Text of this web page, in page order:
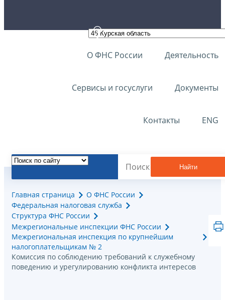
О ФНС России Деятельность
Сервисы и госуслуги Документы
Контакты ENG
Найти
Главная страница
О ФНС России
Федеральная налоговая служба
Структура ФНС России
Межрегиональные инспекции ФНС России
Межрегиональная инспекция по крупнейшим
налогоплательщикам № 2
Комиссия по соблюдению требований к служебному
поведению и урегулированию конфликта интересов